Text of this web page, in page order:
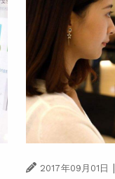
2017年09月01日